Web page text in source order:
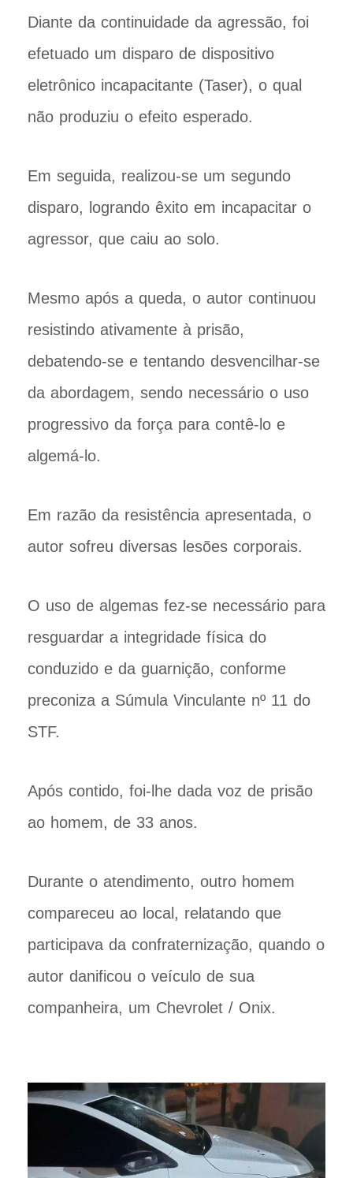
Diante da continuidade da agressão, foi
efetuado um disparo de dispositivo
eletrônico incapacitante (Taser), o qual
não produziu o efeito esperado.
Em seguida, realizou-se um segundo
disparo, logrando êxito em incapacitar o
agressor, que caiu ao solo.
Mesmo após a queda, o autor continuou
resistindo ativamente à prisão,
debatendo-se e tentando desvencilhar-se
da abordagem, sendo necessário o uso
progressivo da força para contê-lo e
algemá-lo.
Em razão da resistência apresentada, o
autor sofreu diversas lesões corporais.
O uso de algemas fez-se necessário para
resguardar a integridade física do
conduzido e da guarnição, conforme
preconiza a Súmula Vinculante nº 11 do
STF.
Após contido, foi-lhe dada voz de prisão
ao homem, de 33 anos.
Durante o atendimento, outro homem
compareceu ao local, relatando que
participava da confraternização, quando o
autor danificou o veículo de sua
companheira, um Chevrolet / Onix.